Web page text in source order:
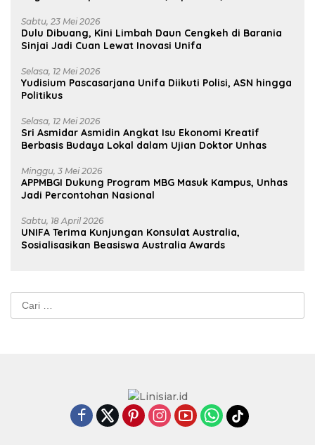
Sabtu, 23 Mei 2026
Dulu Dibuang, Kini Limbah Daun Cengkeh di Barania
Sinjai Jadi Cuan Lewat Inovasi Unifa
Selasa, 12 Mei 2026
Yudisium Pascasarjana Unifa Diikuti Polisi, ASN hingga
Politikus
Selasa, 12 Mei 2026
Sri Asmidar Asmidin Angkat Isu Ekonomi Kreatif
Berbasis Budaya Lokal dalam Ujian Doktor Unhas
Minggu, 3 Mei 2026
APPMBGI Dukung Program MBG Masuk Kampus, Unhas
Jadi Percontohan Nasional
Sabtu, 18 April 2026
UNIFA Terima Kunjungan Konsulat Australia,
Sosialisasikan Beasiswa Australia Awards
Cari
untuk: